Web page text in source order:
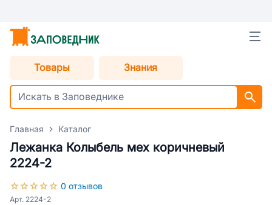
Товары Знания
Главная Каталог
Лежанка Колыбель мех коричневый
2224-2
0 отзывов
Арт. 2224-2